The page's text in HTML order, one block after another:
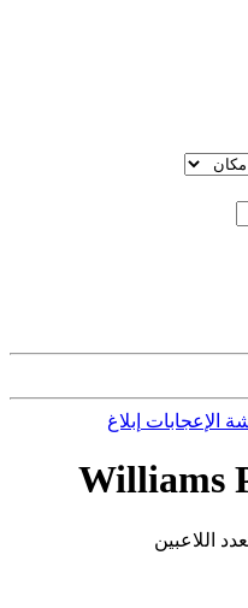
الإعجابات إبلاغ
Williams
اللاعبين